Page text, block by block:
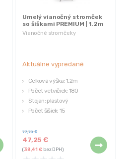
Vianočné stromčeky
Umelý vianočný stromček
so šiškami PREMIUM | 1.2m
Aktuálne vypredané
Celková výška: 1,2m
Počet vetvičiek: 180
Stojan: plastový
Počet šišiek: 15
47,25€
77,70€
(38,41€bez DPH)